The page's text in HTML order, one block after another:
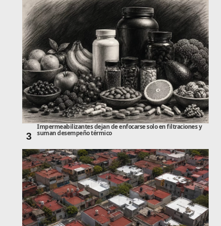
3
Impermeabilizantes dejan de enfocarse solo en filtraciones y
suman desempeño térmico